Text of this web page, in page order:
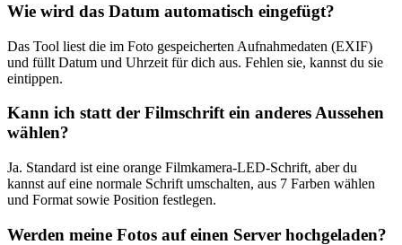
Wie wird das Datum automatisch eingefügt?
Das Tool liest die im Foto gespeicherten Aufnahmedaten (EXIF)
und füllt Datum und Uhrzeit für dich aus. Fehlen sie, kannst du sie
eintippen.
Kann ich statt der Filmschrift ein anderes Aussehen
wählen?
Ja. Standard ist eine orange Filmkamera-LED-Schrift, aber du
kannst auf eine normale Schrift umschalten, aus 7 Farben wählen
und Format sowie Position festlegen.
Werden meine Fotos auf einen Server hochgeladen?